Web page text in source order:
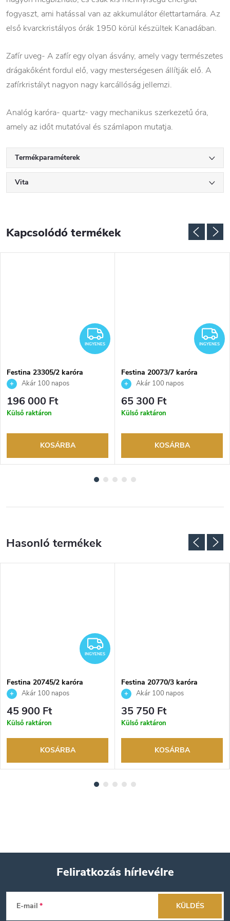
fogyaszt, ami hatással van az akkumulátor élettartamára. Az
első kvarckristályos órák 1950 körül készültek Kanadában.
Zafír uveg- A zafír egy olyan ásvány, amely vagy természetes
drágakőként fordul elő, vagy mesterségesen állítják elő. A
zafírkristályt nagyon nagy karcállóság jellemzi.
Analóg karóra- quartz- vagy mechanikus szerkezetű óra,
amely az időt mutatóval és számlapon mutatja.
Termékparaméterek
Vita
Kapcsolódó termékek
INGYENES
INGYENES
Festina 23305/2 karóra
Akár 100 napos
visszaküldési lehetőség. Hivatalos
márkakereskedő.
196 000 Ft
Külső raktáron
KOSÁRBA
INGYENES
Festina 20073/7 karóra
Akár 100 napos
visszaküldési lehetőség. Hivatalos
márkakereskedő.
65 300 Ft
Külső raktáron
KOSÁRBA
INGYENES
INGYENES
Festina 20745/2 karóra
Akár 100 napos
visszaküldési lehetőség. Hivatalos
márkakereskedő.
45 900 Ft
Külső raktáron
KOSÁRBA
Festina 20770/3 karóra
Akár 100 napos
visszaküldési lehetőség. Hivatalos
márkakereskedő.
35 750 Ft
Külső raktáron
KOSÁRBA
L
Feliratkozás hírlevélre
E-mail KÜLDÉS